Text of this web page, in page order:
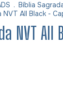
. Bíblia
NVT All Black -
NVT All